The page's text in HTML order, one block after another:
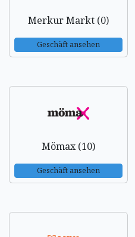
Merkur Markt (0)
Geschäft ansehen
Mömax (10)
Geschäft ansehen